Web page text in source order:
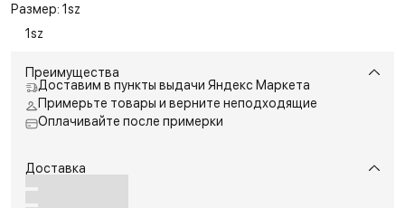
Размер: 1sz
1sz
Преимущества
Доставим в пункты выдачи Яндекс Маркета
Примерьте товары и верните неподходящие
Оплачивайте после примерки
Доставка